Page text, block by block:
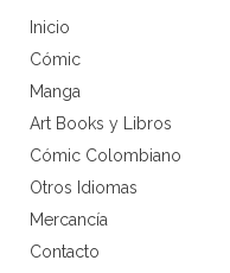
Inicio
Cómic
Manga
Art Books y Libros
Cómic Colombiano
Otros Idiomas
Mercancía
Contacto